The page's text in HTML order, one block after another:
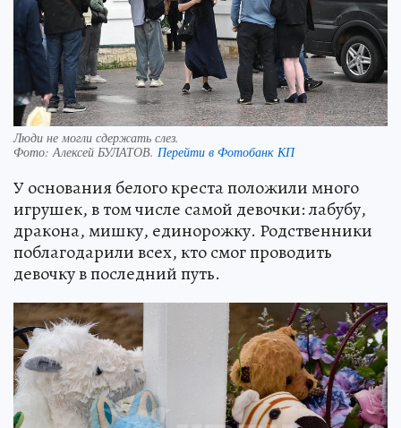
Люди не могли сдержать слез.
Фото:Алексей БУЛАТОВ. Перейти в Фотобанк КП
У основания белого креста положили много
игрушек, в том числе самой девочки: лабубу,
дракона, мишку, единорожку. Родственники
поблагодарили всех, кто смог проводить
девочку в последний путь.